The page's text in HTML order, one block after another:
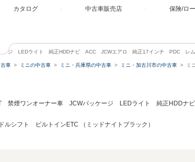
カタログ 中古車販売店 保険/ロ
ケージ LEDライト 純正HDDナビ ACC JCWエアロ 純正17インチ PDC レ
車 ミニの中古車 ミニ・兵庫県の中古車 ミニ・加古川市の中古車 ミ
禁煙ワンオーナー車 JCWパッケージ LEDライト 純正
シフト ビルトインETC （ミッドナイトブラック）